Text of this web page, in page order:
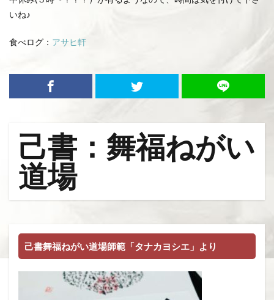
いね♪
食べログ： アサヒ軒
己書：舞福ねがい
道場
己書舞福ねがい道場師範「タナカヨシエ」より